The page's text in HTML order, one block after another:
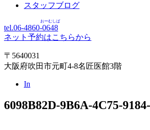
スタッフブログ
tel.06-4860-0648
おーむしば
ネット予約はこちらから
〒5640031
大阪府吹田市元町4-8名匠医館3階
In
6098B82D-9B6A-4C75-